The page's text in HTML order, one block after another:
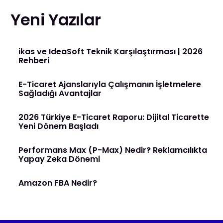
Yeni Yazılar
ikas ve IdeaSoft Teknik Karşılaştırması | 2026
Rehberi
E-Ticaret Ajanslarıyla Çalışmanın İşletmelere
Sağladığı Avantajlar
2026 Türkiye E-Ticaret Raporu: Dijital Ticarette
Yeni Dönem Başladı
Performans Max (P-Max) Nedir? Reklamcılıkta
Yapay Zeka Dönemi
Amazon FBA Nedir?